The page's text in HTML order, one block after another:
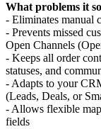
What problems it
- Eliminates manual
- Prevents missed
Open Channels
- Keeps all order
statuses, and
- Adapts to your
(Leads, Deals, or
- Allows flexible
fields